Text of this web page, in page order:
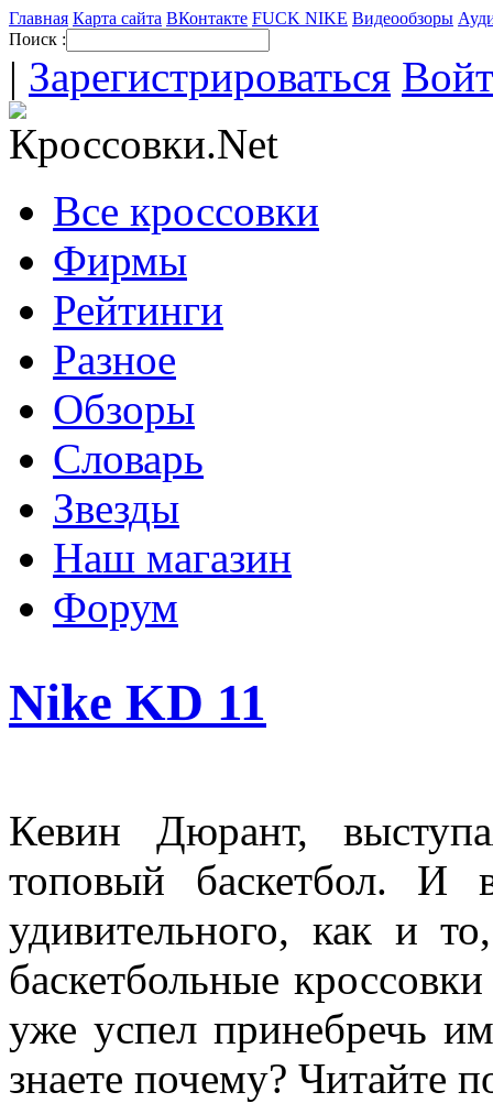
Главная Карта сайта ВКонтакте FUCK NIKE Видеообзоры
Поиск :
| Зарегистрироваться
Все кроссовки
Фирмы
Рейтинги
Разное
Обзоры
Словарь
Звезды
Наш магазин
Форум
Nike KD 11
Кевин Дюрант,
топовый баскетбол. И
удивительного, как и
баскетбольные
уже успел принебречь
знаете почему? Читайте